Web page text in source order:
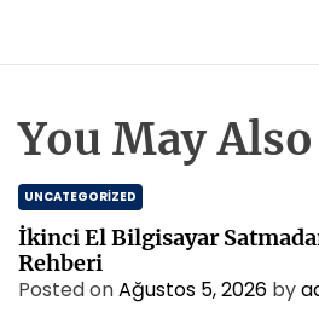
You May
UNCATEGORIZED
İkinci El Bilgisayar
Rehberi
Posted onAğustos 5, 2026 by